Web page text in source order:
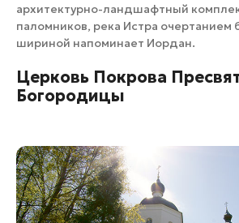
архитектурно-ландшафтный
паломников, река Истра очертанием
шириной напоминает Иордан.
Церковь Покрова
Богородицы